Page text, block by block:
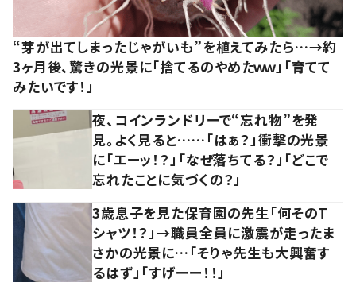
“芽が出てしまったじゃがいも”を植えてみたら…→約
3ヶ月後、驚きの光景に「捨てるのやめたｗｗ」「育てて
みたいです！」
夜、コインランドリーで“忘れ物”を発
見。よく見ると……「はぁ？」衝撃の光景
に「エーッ！？」「なぜ落ちてる？」「どこで
忘れたことに気づくの？」
3歳息子を見た保育園の先生「何そのT
シャツ！？」→職員全員に激震が走ったま
さかの光景に…「そりゃ先生も大興奮す
るはず」「すげーー！！」